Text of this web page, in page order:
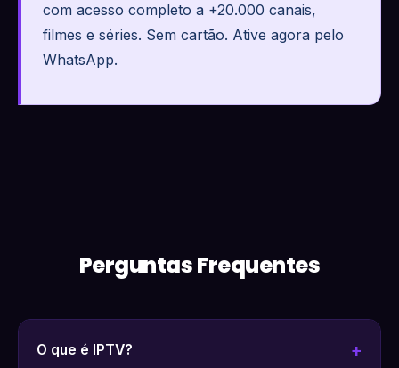
com acesso completo a +20.000 canais,
filmes e séries. Sem cartão. Ative agora pelo
WhatsApp.
Perguntas Frequentes
O que é IPTV?